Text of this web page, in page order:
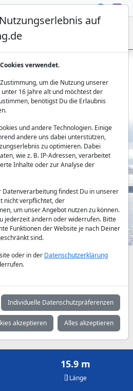
ab Athen
Next
nach Absprache
Juni
2.800 €
Juli
3.150 €
September
2.800 €
Oktober
2.150 €
15.9 m
Länge
auf
verwendet.
um die Nutzung unserer
16 Jahre alt und möchtest der
benötigst Du die Erlaubnis
und andere Technologien. Einige
andere uns dabei unterstützen,
zu optimieren. Dabei
wie z. B. IP-Adressen, verarbeitet
Inhalte oder zur Analyse der
findest Du in unserer
nicht verpflichtet, der
um unser Angebot nutzen zu können.
jederzeit ändern oder widerrufen. Bitte
Funktionen der Website je nach Deiner
sind.
oder in der Datenschutzerklärung
Individuelle Datenschutzpräferenzen
akzeptieren Alles akzeptieren